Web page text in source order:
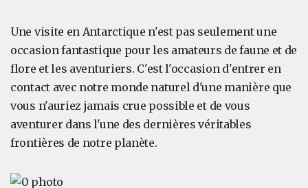
Une visite en Antarctique n'est pas seulement une
occasion fantastique pour les amateurs de faune et de
flore et les aventuriers. C'est l'occasion d'entrer en
contact avec notre monde naturel d'une manière que
vous n'auriez jamais crue possible et de vous
aventurer dans l'une des dernières véritables
frontières de notre planète.